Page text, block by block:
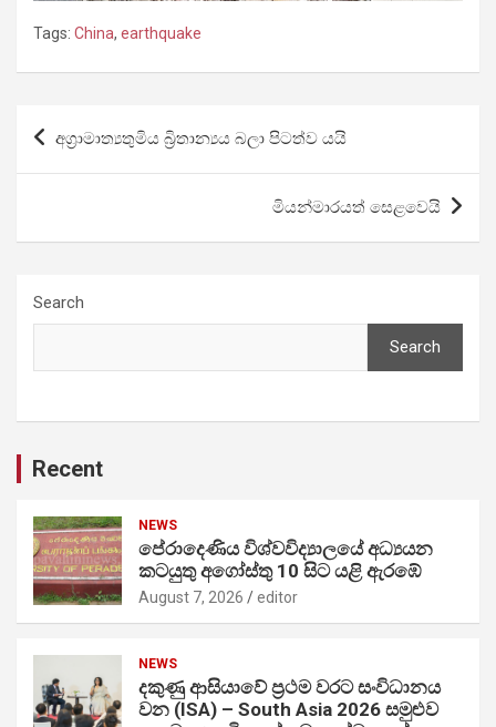
Tags: China, earthquake
Post
navigation
අග්‍රාමාත්‍යතුමිය බ්‍රිතාන්‍යය බලා පිටත්ව යයි
මියන්මාරයත් සෙළවෙයි
Search
Search
Recent
NEWS
පේරාදෙණිය විශ්වවිද්‍යාලයේ අධ්‍යයන
කටයුතු අගෝස්තු 10 සිට යළි ඇරඹේ
August 7, 2026 editor
NEWS
දකුණු ආසියාවේ ප්‍රථම වරට සංවිධානය
වන (ISA) – South Asia 2026 සමුළුව